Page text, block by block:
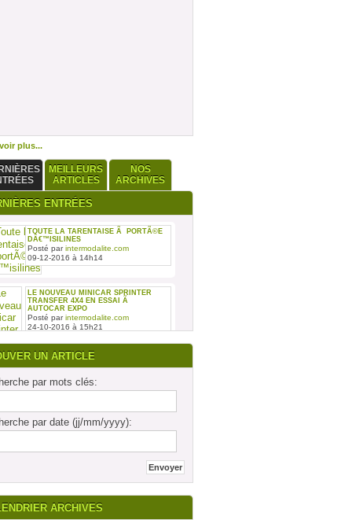
plus...
MEILLEURS
ARTICLES
NOS
ARCHIVES
ENTRÉES
TOUTE LA TARENTAISE Ã PORTÃ©E
DÂ€™ISILINES
Posté parintermodalite.com
09-12-2016 à 14h14
LE NOUVEAU MINICAR SPRINTER
TRANSFER 4X4 EN ESSAI Ã
AUTOCAR EXPO
Posté parintermodalite.com
24-10-2016 à 15h21
REMISE DES SIX PREMIERS INTOURO
MERCEDES-BENZ ASSEMBLÃ©S SUR
LE SITE DAIMLER BUSES DE LIGNY-
28-09-2016 à 17h19
UN ARTICLE
par mots clés:
par date (jj/mm/yyyy):
ARCHIVES